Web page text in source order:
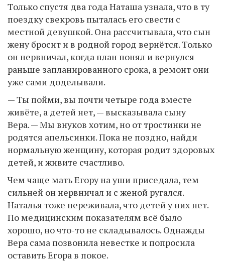
Только спустя два года Наташа узнала, что в ту
поездку свекровь пыталась его свести с
местной девушкой. Она рассчитывала, что сын
жену бросит и в родной город вернётся. Только
он нервничал, когда план понял и вернулся
раньше запланированного срока, а ремонт они
уже сами доделывали.
— Ты пойми, вы почти четыре года вместе
живёте, а детей нет, — высказывала сыну
Вера. — Мы внуков хотим, но от тростинки не
родятся апельсинки. Пока не поздно, найди
нормальную женщину, которая родит здоровых
детей, и живите счастливо.
Чем чаще мать Егору на уши приседала, тем
сильней он нервничал и с женой ругался.
Наталья тоже переживала, что детей у них нет.
По медицинским показателям всё было
хорошо, но что-то не складывалось. Однажды
Вера сама позвонила невестке и попросила
оставить Егора в покое.